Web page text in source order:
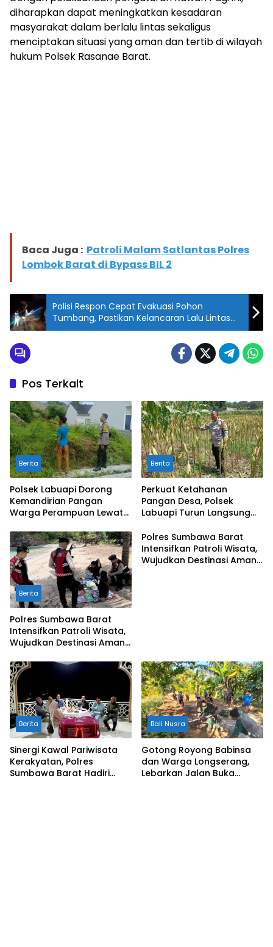
diharapkan dapat meningkatkan kesadaran
masyarakat dalam berlalu lintas sekaligus
menciptakan situasi yang aman dan tertib di wilayah
hukum Polsek Rasanae Barat.
Baca Juga : Patroli Malam Satlantas Polres
Lombok Barat di Bypass BIL 2
Polisi Respon Cepat Evakuasi Pohon
Tumbang, Pastikan Kelancaran Lalu Lintas
dan Pelayanan Masyarakat
Pos Terkait
Berita
Polsek Labuapi Dorong
Kemandirian Pangan
Warga Perampuan Lewat
Rumah
Berita
Perkuat Ketahanan
Pangan Desa, Polsek
Labuapi Turun Langsung
Berita
Polres Sumbawa Barat
Intensifkan Patroli Wisata,
Wujudkan Destinasi Aman
Masyarakat
Polres Sumbawa Barat
Intensifkan Patroli Wisata,
Wujudkan Destinasi Aman
Berita
Sinergi Kawal Pariwisata
Kerakyatan, Polres
Sumbawa Barat Hadiri
Bali Nusra
Gotong Royong Babinsa
dan Warga Longserang,
Lebarkan Jalan Buka